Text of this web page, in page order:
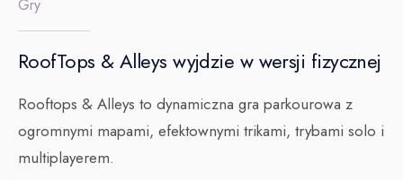
Gry
RoofTops & Alleys wyjdzie w wersji fizycznej
Rooftops & Alleys to dynamiczna gra parkourowa z
ogromnymi mapami, efektownymi trikami, trybami solo i
multiplayerem.